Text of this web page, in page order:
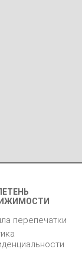
перепечатки